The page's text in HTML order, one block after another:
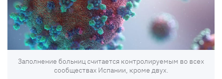
Заполнение больниц считается контролируемым во всех
сообществах Испании, кроме двух.